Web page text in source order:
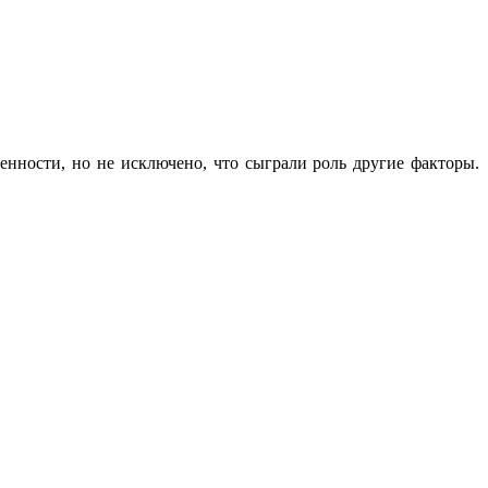
но не исключено, что сыграли роль другие факторы.